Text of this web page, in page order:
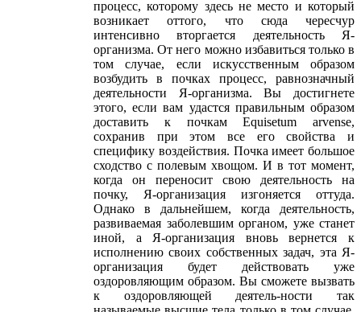
процесс, которому здесь не место и который
возникает оттого, что сюда чересчур
интенсивно вторгается деятельность Я-
организма. От него можно избавиться только в
том случае, если искусственным образом
возбудить в почках процесс, равнозначный
деятельности Я-организма. Вы достигнете
этого, если вам удастся правильным образом
доставить к почкам Equisetum arvense,
сохранив при этом все его свойства и
специфику воздействия. Почка имеет большое
сходство с полевым хвощом. И в тот момент,
когда он переносит свою деятельность на
почку, Я-организация изгоняется оттуда.
Однако в дальнейшем, когда деятельность,
развиваемая заболевшим органом, уже станет
иной, а Я-организация вновь вернется к
исполнению своих собственных задач, эта Я-
организация будет действовать уже
оздоровляющим образом. Вы сможете вызвать
к оздоровляющей деятель-ности так